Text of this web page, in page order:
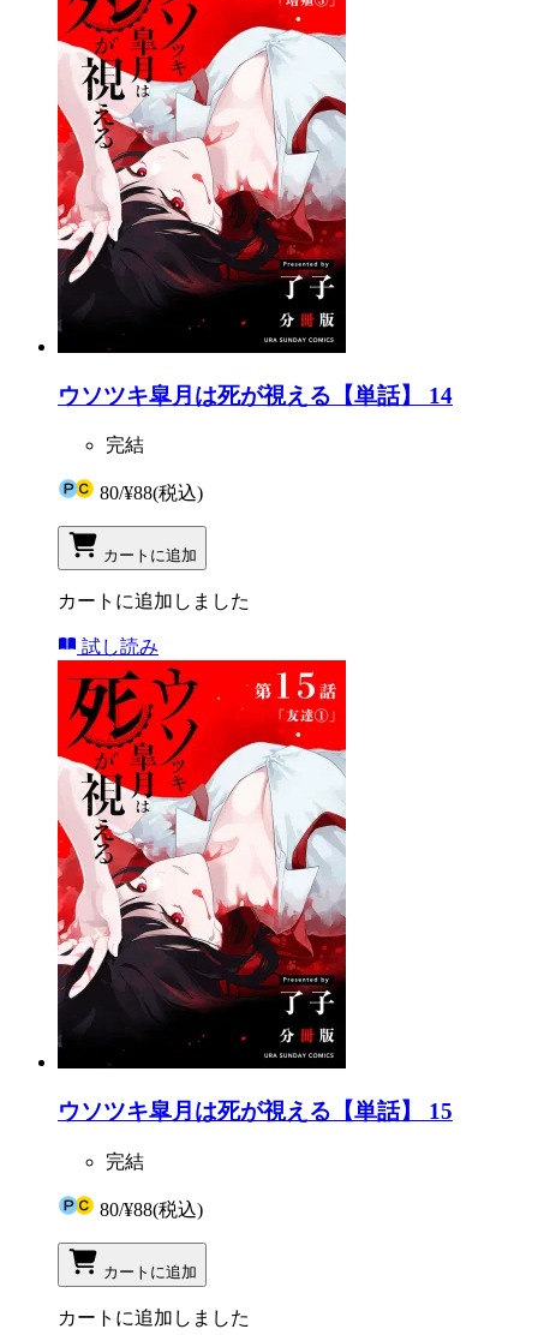
ウソツキ皐月は死が視える【単話】 14
完結
80/¥88(税込)
カートに追加
カートに追加しました
試し読み
ウソツキ皐月は死が視える【単話】 15
完結
80/¥88(税込)
カートに追加
カートに追加しました